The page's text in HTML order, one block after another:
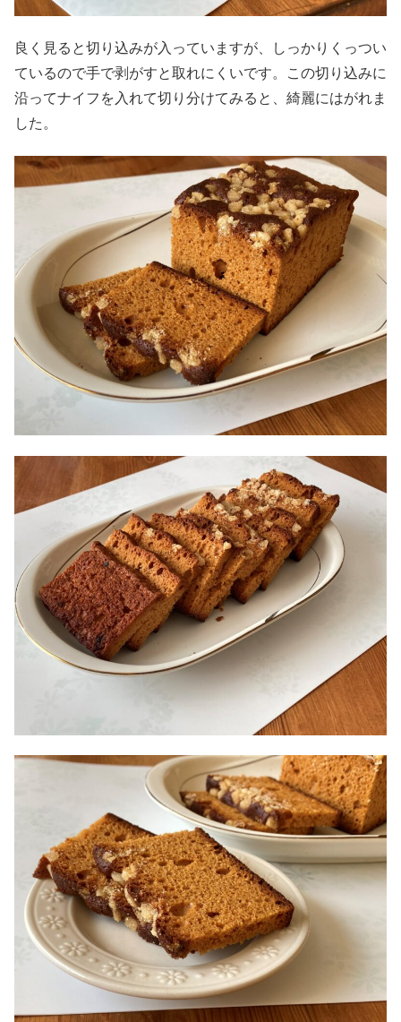
良く見ると切り込みが入っていますが、しっかりくっつい
ているので手で剥がすと取れにくいです。この切り込みに
沿ってナイフを入れて切り分けてみると、綺麗にはがれま
した。